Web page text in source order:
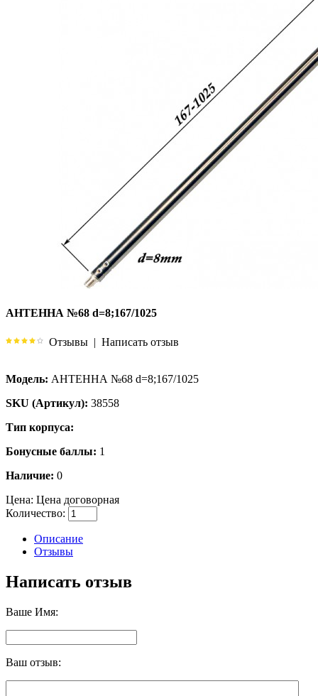
АНТЕННА №68 d=8;167/1025
Отзывы | Написать отзыв
Модель: АНТЕННА №68 d=8;167/1025
SKU (Артикул): 38558
Тип корпуса:
Бонусные баллы: 1
Наличие: 0
Цена: Цена договорная
Количество:
Описание
Отзывы
Написать отзыв
Ваше Имя:
Ваш отзыв: